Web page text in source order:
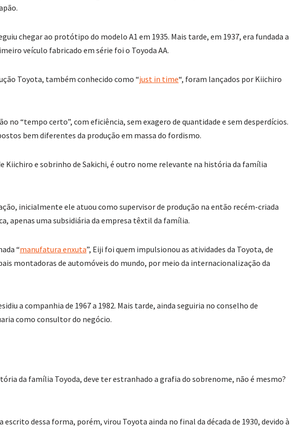
chegar ao protótipo do modelo A1 em 1935. Mais tarde, em 1937, era fundada a
veículo fabricado em série foi o Toyoda AA.
Toyota, também conhecido como “just in time“, foram lançados por Kiichiro
no “tempo certo”, com eficiência, sem exagero de quantidade e sem desperdícios.
bem diferentes da produção em massa do fordismo.
Kiichiro e sobrinho de Sakichi, é outro nome relevante na história da família
inicialmente ele atuou como supervisor de produção na então recém-criada
apenas uma subsidiária da empresa têxtil da família.
“manufatura enxuta”, Eiji foi quem impulsionou as atividades da Toyota, de
montadoras de automóveis do mundo, por meio da internacionalização da
a companhia de 1967 a 1982. Mais tarde, ainda seguiria no conselho de
como consultor do negócio.
da família Toyoda, deve ter estranhado a grafia do sobrenome, não é mesmo?
dessa forma, porém, virou Toyota ainda no final da década de 1930, devido à